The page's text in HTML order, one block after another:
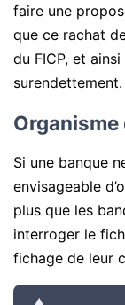
faire une
que ce rachat
du FICP, et
surendettement.
Organisme
Si une banque
envisageable
plus que les
interroger le
fichage de leur